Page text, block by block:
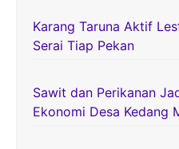
Karang Taruna Aktif
Serai Tiap Pekan
Sawit dan Perikanan
Ekonomi Desa Kedang